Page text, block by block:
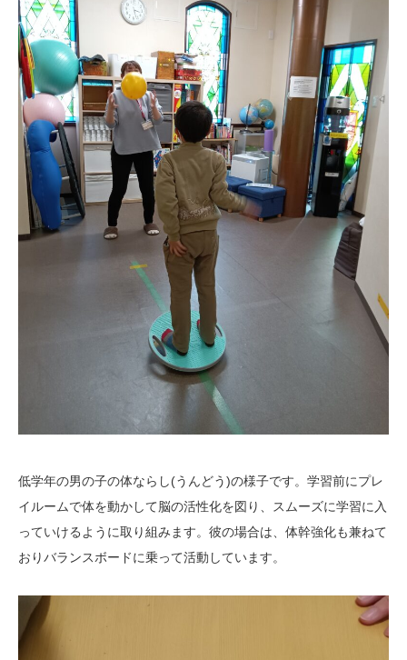
低学年の男の子の体ならし(うんどう)の様子です。学習前にプレ
イルームで体を動かして脳の活性化を図り、スムーズに学習に入
っていけるように取り組みます。彼の場合は、体幹強化も兼ねて
おりバランスボードに乗って活動しています。